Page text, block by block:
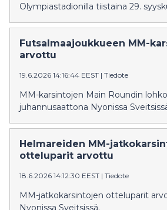
Olympiastadionilla tiistaina 29.
Futsalmaajoukkueen MM-
arvottu
19.6.2026 14:16:44 EEST | Tiedote
MM-karsintojen Main Roundin
juhannusaattona Nyonissa
Helmareiden MM-
otteluparit arvottu
18.6.2026 14:12:30 EEST | Tiedote
MM-jatkokarsintojen otteluparit
Nyonissa Sveitsissä.